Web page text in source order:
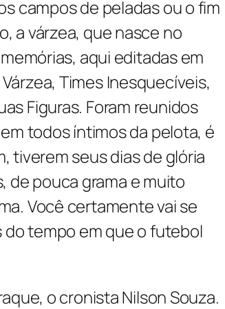
campos de peladas ou o fim
a várzea, que nasce no
aqui editadas em
Times Inesquecíveis,
Figuras. Foram reunidos
todos íntimos da pelota, é
tiverem seus dias de glória
de pouca grama e muito
Você certamente vai se
tempo em que o futebol
o cronista Nilson Souza.